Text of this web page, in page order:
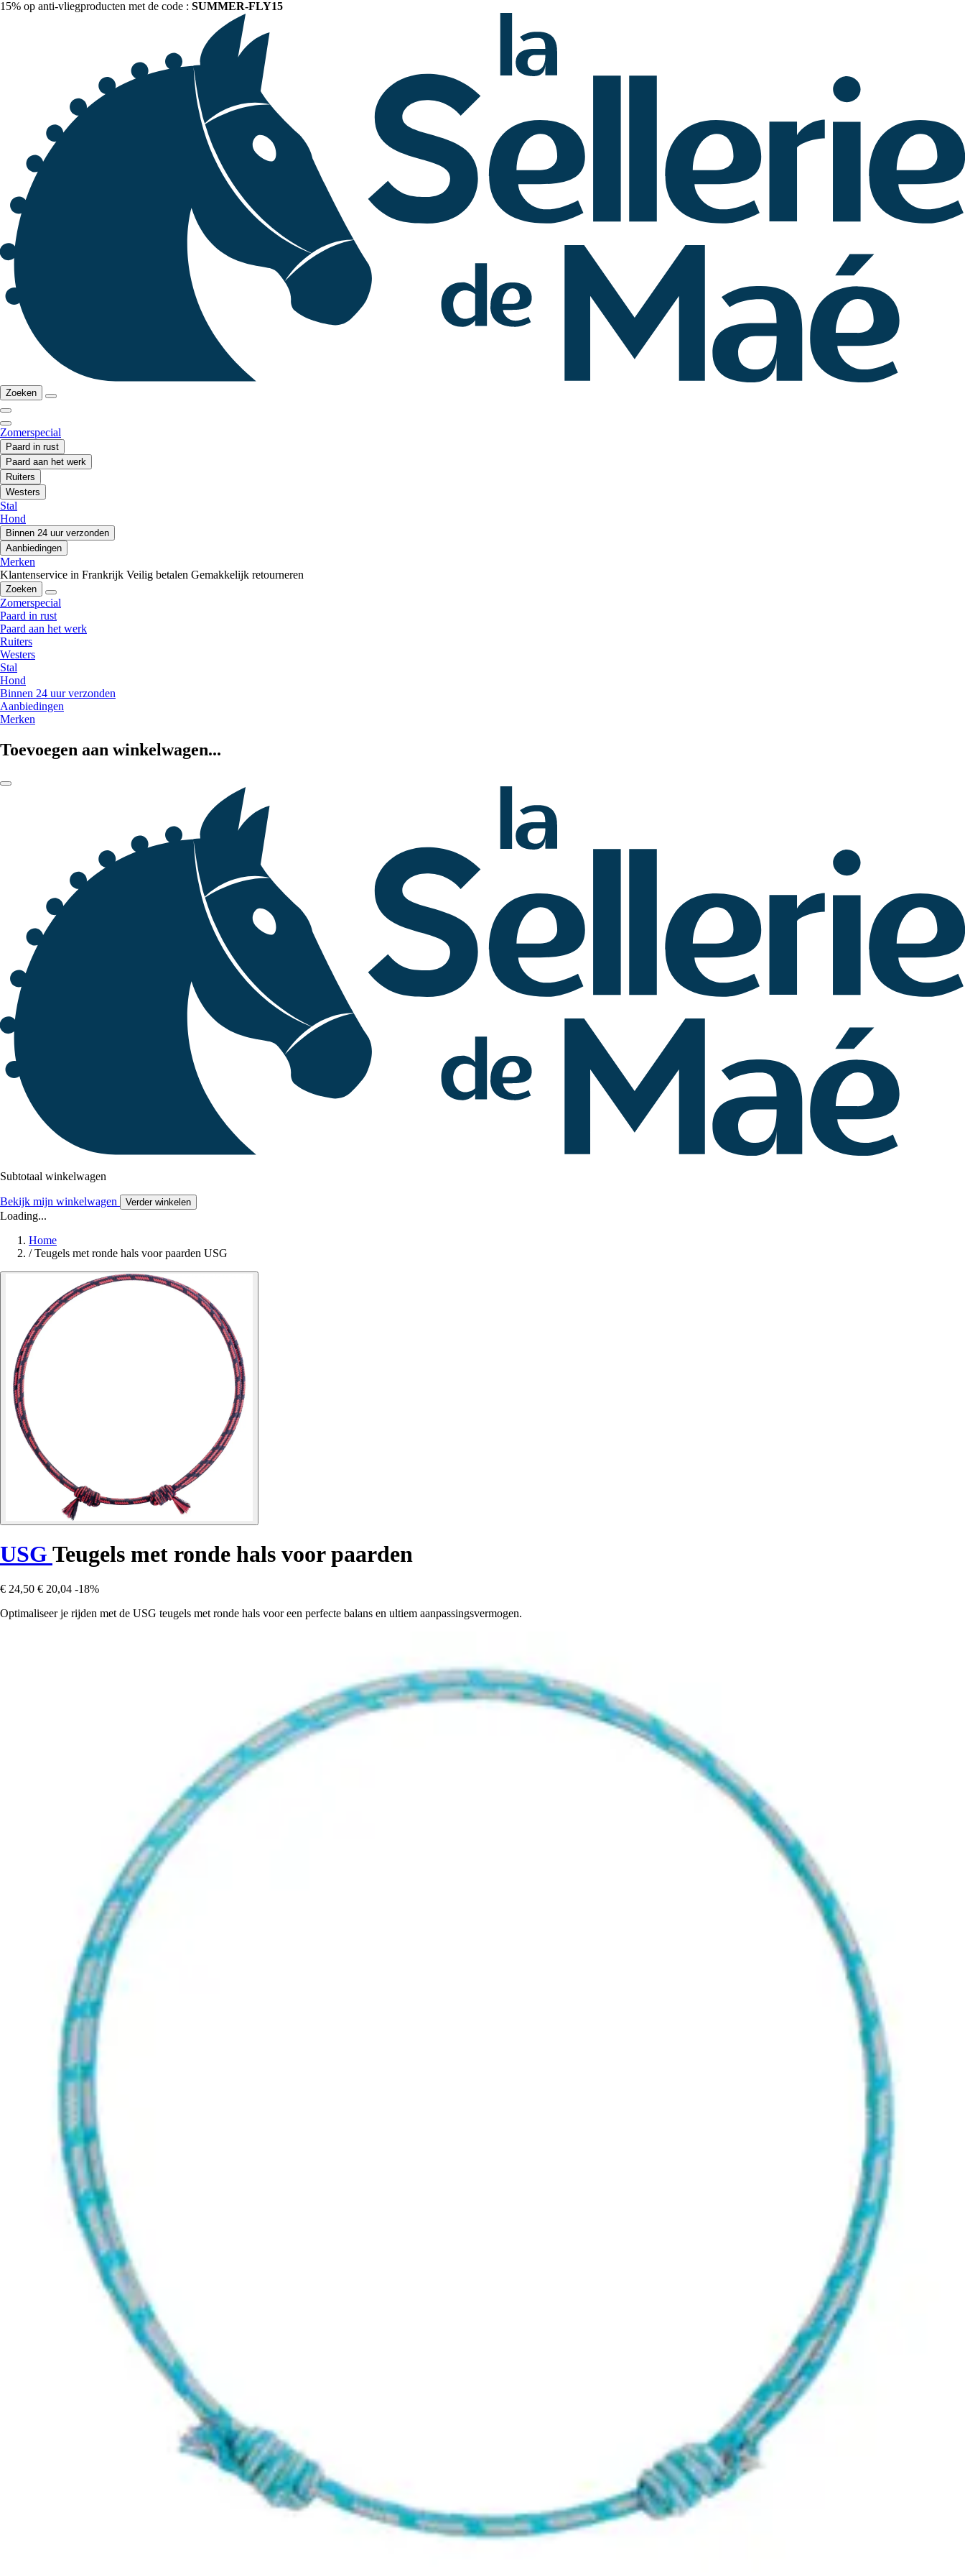
15% op anti-vliegproducten met de code : SUMMER-FLY15
Zoeken
Zomerspecial
Paard in rust
Paard aan het werk
Ruiters
Westers
Stal
Hond
Binnen 24 uur verzonden
Aanbiedingen
Merken
Klantenservice in Frankrijk Veilig betalen Gemakkelijk retourneren
Zoeken
Zomerspecial
Paard in rust
Paard aan het werk
Ruiters
Westers
Stal
Hond
Binnen 24 uur verzonden
Aanbiedingen
Merken
Toevoegen aan winkelwagen...
Subtotaal winkelwagen
Bekijk mijn winkelwagen Verder winkelen
Loading...
Home
/ Teugels met ronde hals voor paarden USG
USG Teugels met ronde hals voor paarden
€ 24,50 € 20,04 -18%
Optimaliseer je rijden met de USG teugels met ronde hals voor een perfecte balans en ultiem aanpassingsvermogen.